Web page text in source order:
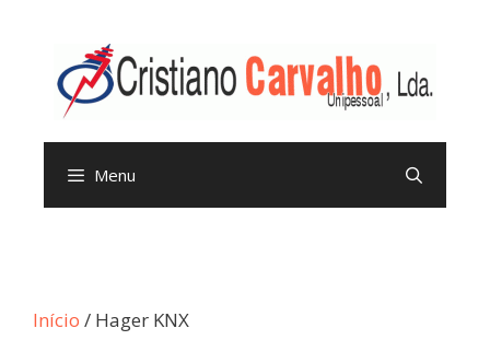
Menu
Início / Hager KNX